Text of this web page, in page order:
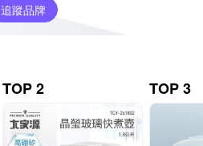
追蹤品牌
TOP 2 TOP 3